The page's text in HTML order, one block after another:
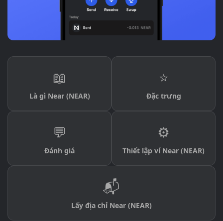
📖
Là gì Near (NEAR)
⭐
Đặc trưng
💬
Đánh giá
⚙️
Thiết lập ví Near (NEAR)
📬
Lấy địa chỉ Near (NEAR)